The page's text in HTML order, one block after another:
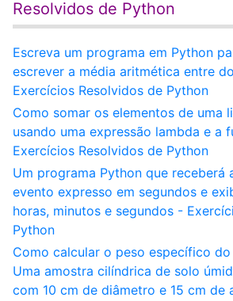
Resolvidos de Python
Escreva um programa em Python
escrever a média aritmética entre
Exercícios Resolvidos de Python
Como somar os elementos de uma
usando uma expressão lambda e a
Exercícios Resolvidos de Python
Um programa Python que receberá
evento expresso em segundos e
horas, minutos e segundos -
Python
Como calcular o peso específico
Uma amostra cilíndrica de solo
com 10 cm de diâmetro e 15 cm de